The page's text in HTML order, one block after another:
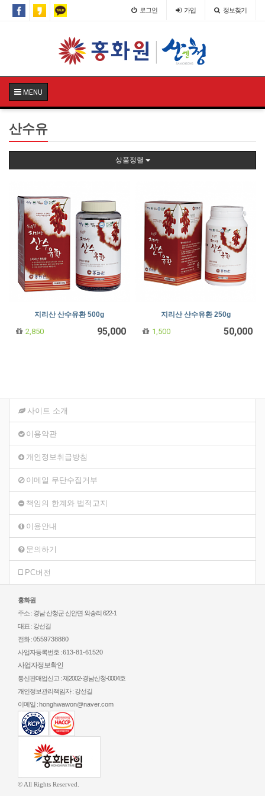
로그인 가입 정보찾기
MENU
산수유
상품정렬
지리산 산수유환 500g
2,850 95,000
지리산 산수유환 250g
1,500 50,000
사이트 소개
이용약관
개인정보취급방침
이메일 무단수집거부
책임의 한계와 법적고지
이용안내
문의하기
PC버전
홍화원
주소 : 경남 산청군 신안면 외송리 622-1
대표 : 강선길
전화 :0559738880
사업자등록번호 :613-81-61520
사업자정보확인
통신판매업신고 : 제2002-경남산청-0004호
개인정보관리책임자 : 강선길
이메일 :honghwawon@naver.com
© All Rights Reserved.